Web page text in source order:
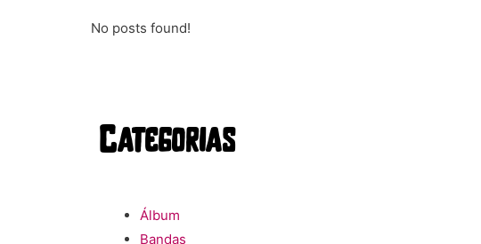
No posts found!
Categorias
Álbum
Bandas